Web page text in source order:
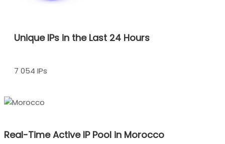
Unique IPs in the Last 24 Hours
7 054 IPs
Real-Time Active IP Pool in Morocco